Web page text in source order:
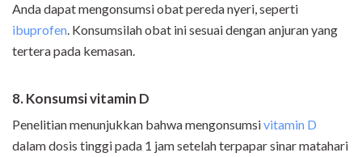
Anda dapat mengonsumsi obat pereda nyeri, seperti
ibuprofen. Konsumsilah obat ini sesuai dengan anjuran yang
tertera pada kemasan.
8. Konsumsi vitamin D
Penelitian menunjukkan bahwa mengonsumsivitamin D
dalam dosis tinggi pada 1 jam setelah terpapar sinar matahari